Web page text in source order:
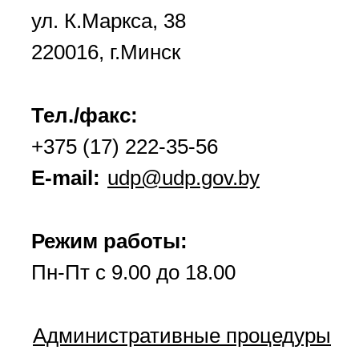
ул. К.Маркса, 38
220016, г.Минск
Тел./факс:
+375 (17) 222-35-56
E-mail: udp@udp.gov.by
Режим работы:
Пн-Пт с 9.00 до 18.00
Административные процедуры